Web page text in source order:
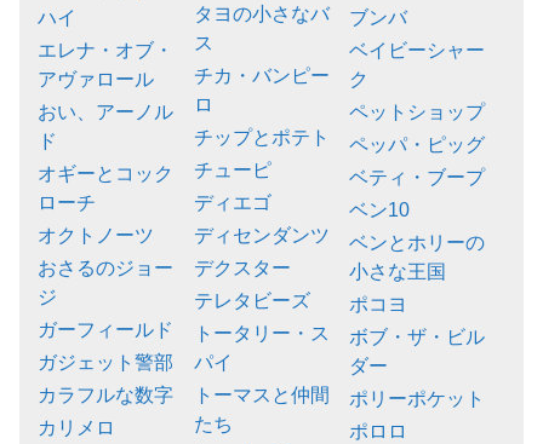
ハイ
エレナ・オブ・
アヴァロール
おい、アーノル
ド
オギーとコック
ローチ
オクトノーツ
おさるのジョー
ジ
ガーフィールド
ガジェット警部
カラフルな数字
カリメロ
タヨの小さなバ
ス
チカ・バンピー
ロ
チップとポテト
チューピ
ディエゴ
ディセンダンツ
デクスター
テレタビーズ
トータリー・ス
パイ
トーマスと仲間
たち
ブンバ
ベイビーシャー
ク
ペットショップ
ペッパ・ピッグ
ベティ・ブープ
ベン10
ベンとホリーの
小さな王国
ポコヨ
ボブ・ザ・ビル
ダー
ポリーポケット
ポロロ